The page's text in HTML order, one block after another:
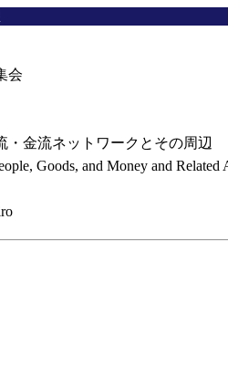
会
・金流ネットワークとその周辺
Goods, and Money and